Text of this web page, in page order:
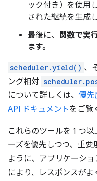
ック付き）を使用
された継続を生成
最後に、
関数で実
ます。
scheduler.yield() 、
ング相対
について詳しくは、 優先
API ドキュメントをご覧
これらのツールを 1 つ
ーズを優先しつつ、重
ように、アプリケーシ
により、レスポンスが